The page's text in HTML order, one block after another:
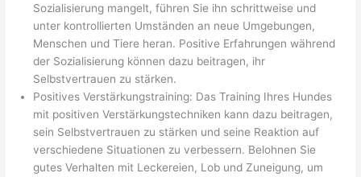
Sozialisierung mangelt, führen Sie ihn schrittweise und
unter kontrollierten Umständen an neue Umgebungen,
Menschen und Tiere heran. Positive Erfahrungen während
der Sozialisierung können dazu beitragen, ihr
Selbstvertrauen zu stärken.
Positives Verstärkungstraining: Das Training Ihres Hundes
mit positiven Verstärkungstechniken kann dazu beitragen,
sein Selbstvertrauen zu stärken und seine Reaktion auf
verschiedene Situationen zu verbessern. Belohnen Sie
gutes Verhalten mit Leckereien, Lob und Zuneigung, um